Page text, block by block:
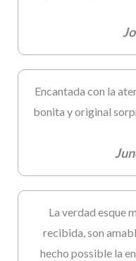
Encantada con la
bonita y original
La verdad esque
recibida, son
hecho possible la